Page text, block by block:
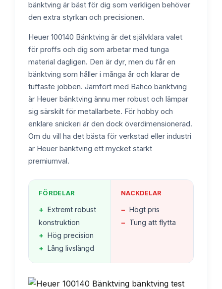
bänktving är bäst för dig som verkligen behöver
den extra styrkan och precisionen.
Heuer 100140 Bänktving är det självklara valet
för proffs och dig som arbetar med tunga
material dagligen. Den är dyr, men du får en
bänktving som håller i många år och klarar de
tuffaste jobben. Jämfört med Bahco bänktving
är Heuer bänktving ännu mer robust och lämpar
sig särskilt för metallarbete. För hobby och
enklare snickeri är den dock överdimensionerad.
Om du vill ha det bästa för verkstad eller industri
är Heuer bänktving ett mycket starkt
premiumval.
FÖRDELAR
+ Extremt robust
konstruktion
+ Hög precision
+ Lång livslängd
NACKDELAR
− Högt pris
− Tung att flytta